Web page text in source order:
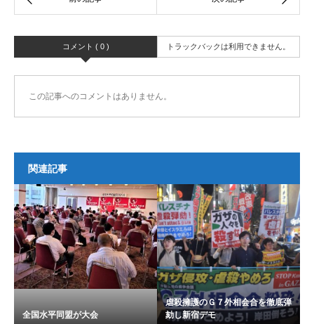
コメント ( 0 ) トラックバックは利用できません。
この記事へのコメントはありません。
関連記事
全国水平同盟が大会
虐殺擁護のＧ７外相会合を徹底弾
劾し新宿デモ